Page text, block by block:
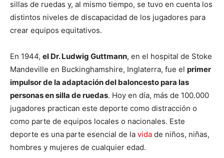
sillas de ruedas y, al mismo tiempo, se tuvo en cuenta los
distintos niveles de discapacidad de los jugadores para
crear equipos equitativos.
En 1944, el Dr. Ludwig Guttmann, en el hospital de Stoke
Mandeville en Buckinghamshire, Inglaterra, fue el primer
impulsor de la adaptación del baloncesto para las
personas en silla de ruedas. Hoy en día, más de 100.000
jugadores practican este deporte como distracción o
como parte de equipos locales o nacionales. Este
deporte es una parte esencial de la vida de niños, niñas,
hombres y mujeres de cualquier edad.